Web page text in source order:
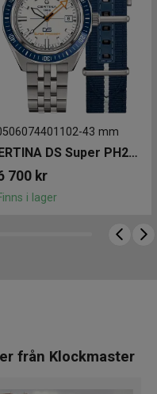
-43 mm
CERTINA DS Super PH2000M 43mm
700 kr
i lager
från Klockmaster